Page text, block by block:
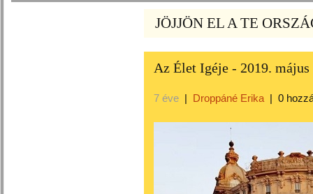
JÖJJÖN EL A TE
Az Élet Igéje - 2019. május
7 éve | Droppáné Erika | 0